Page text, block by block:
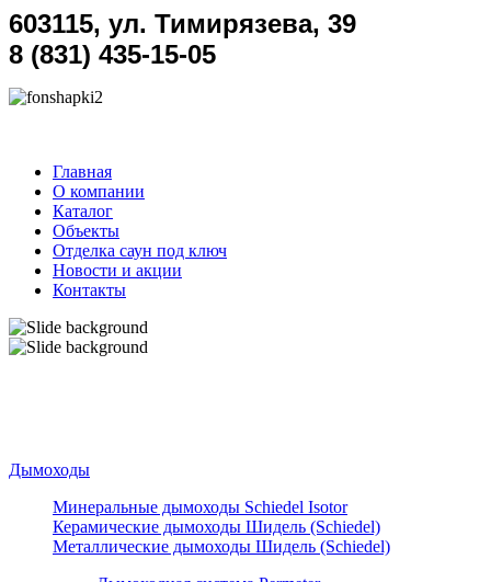
603115, ул. Тимирязева, 39
8 (831) 435-15-05
Главная
О компании
Каталог
Объекты
Отделка саун под ключ
Новости и акции
Контакты
Дымоходы
Минеральные дымоходы Schiedel Isotor
Керамические дымоходы Шидель (Schiedel)
Металлические дымоходы Шидель (Schiedel)